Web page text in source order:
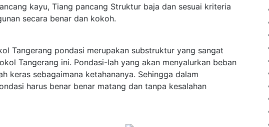
kayu, Tiang pancang Struktur baja dan sesuai kriteria
secara benar dan kokoh.
Tangerang pondasi merupakan substruktur yang sangat
Tangerang ini. Pondasi-lah yang akan menyalurkan beban
keras sebagaimana ketahananya. Sehingga dalam
harus benar benar matang dan tanpa kesalahan